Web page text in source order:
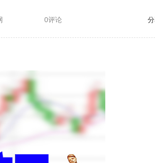
0评论